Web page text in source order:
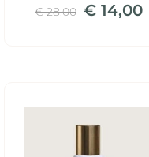
€ 28,00 € 14,00